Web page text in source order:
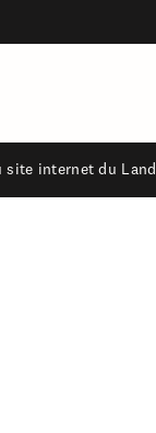
site internet du Land